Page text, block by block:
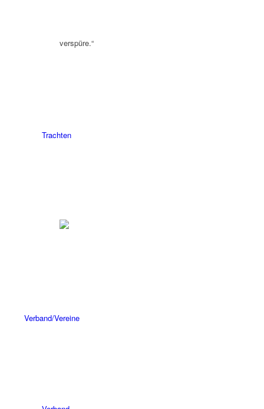
verspüre.“
Trachten
Verband/Vereine